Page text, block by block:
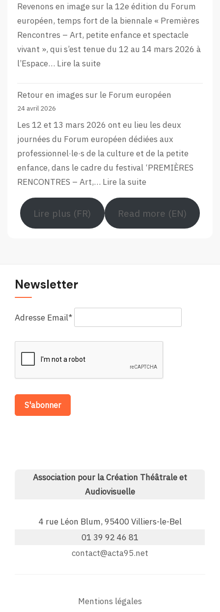
Revenons en image sur la 12e édition du Forum
européen, temps fort de la biennale « Premières
Rencontres – Art, petite enfance et spectacle
vivant », qui s’est tenue du 12 au 14 mars 2026 à
l’Espace… Lire la suite
de
12e
édition
Forum
Européen
Retour en images sur le Forum européen
24 avril 2026
Les 12 et 13 mars 2026 ont eu lieu les deux
journées du Forum européen dédiées aux
professionnel·le·s de la culture et de la petite
enfance, dans le cadre du festival ‘PREMIÈRES
RENCONTRES – Art,… Lire la suite
Retour
en
Lire plus (FR) Read more (EN)
Newsletter
Adresse Email*
Association pour la Création Théâtrale et
Audiovisuelle
4 rue Léon Blum, 95400 Villiers-le-Bel
01 39 92 46 81
contact@acta95.net
Mentions légales